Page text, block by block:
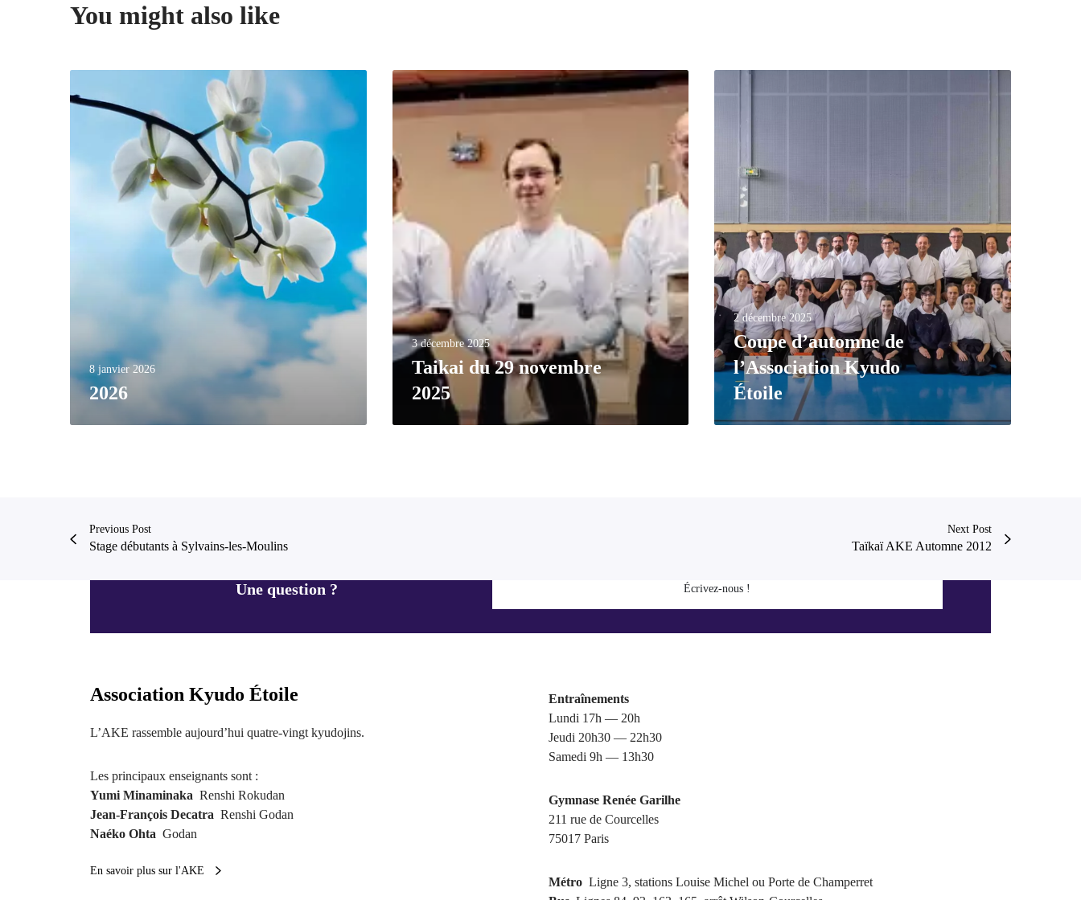
You might also like
8 janvier 2026
2026
3 décembre 2025
Taikai du 29 novembre
2025
2 décembre 2025
Coupe d’automne de
l’Association Kyudo
Étoile
Previous Post
Stage débutants à Sylvains-les-Moulins
Next Post
Taïkaï AKE Automne 2012
Une question ? Écrivez-nous !
Association Kyudo Étoile
L’AKE rassemble aujourd’hui quatre-vingt kyudojins.
Les principaux enseignants sont :
Yumi Minaminaka Renshi Rokudan
Jean-François Decatra Renshi Godan
Naéko Ohta Godan
En savoir plus sur l'AKE
Entraînements
Lundi 17h — 20h
Jeudi 20h30 — 22h30
Samedi 9h — 13h30
Gymnase Renée Garilhe
211 rue de Courcelles
75017 Paris
Métro Ligne 3, stations Louise Michel ou Porte de Champerret